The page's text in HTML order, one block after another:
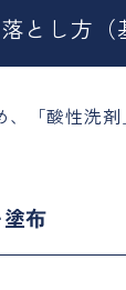
とし方（
「酸性洗
布